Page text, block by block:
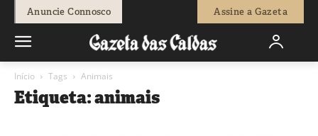
Anuncie Connosco Assine a Gazeta
Início Tags Animais
Etiqueta: animais